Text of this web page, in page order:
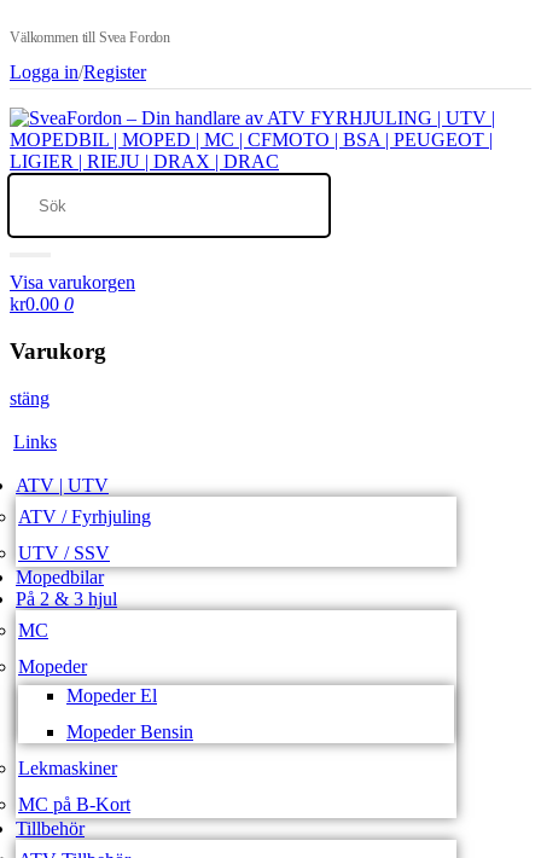
Välkommen till Svea Fordon
Logga in/Register
Visa varukorgen
kr0.00 0
Varukorg
stäng
Links
ATV | UTV
ATV / Fyrhjuling
UTV / SSV
Mopedbilar
På 2 & 3 hjul
MC
Mopeder
Mopeder El
Mopeder Bensin
Lekmaskiner
MC på B-Kort
Tillbehör